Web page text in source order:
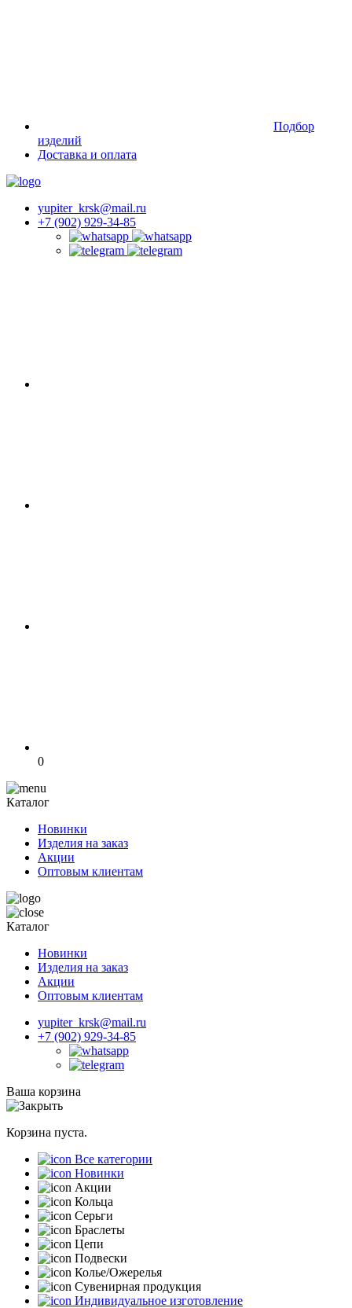
Подбор
изделий
Доставка и оплата
yupiter_krsk@mail.ru
+7 (902) 929-34-85
0
Каталог
Новинки
Изделия на заказ
Акции
Оптовым клиентам
Каталог
Новинки
Изделия на заказ
Акции
Оптовым клиентам
yupiter_krsk@mail.ru
+7 (902) 929-34-85
Ваша корзина
Корзина пуста.
Все категории
Новинки
Акции
Кольца
Серьги
Браслеты
Цепи
Подвески
Колье/Ожерелья
Сувенирная продукция
Индивидуальное изготовление